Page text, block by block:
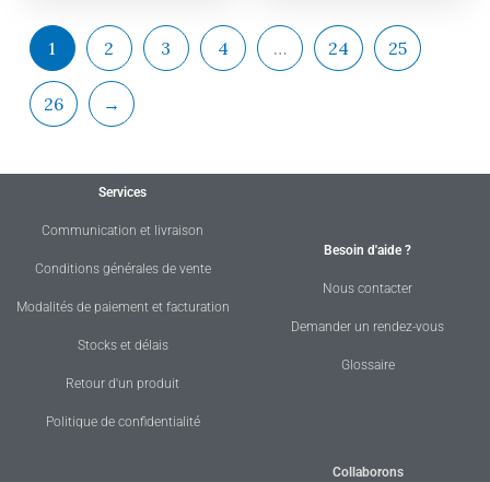
1 2 3 4 … 24 25
26 →
Services
Communication et livraison
Conditions générales de vente
Modalités de paiement et facturation
Stocks et délais
Retour d'un produit
Politique de confidentialité
Besoin d'aide ?
Nous contacter
Demander un rendez-vous
Glossaire
Collaborons